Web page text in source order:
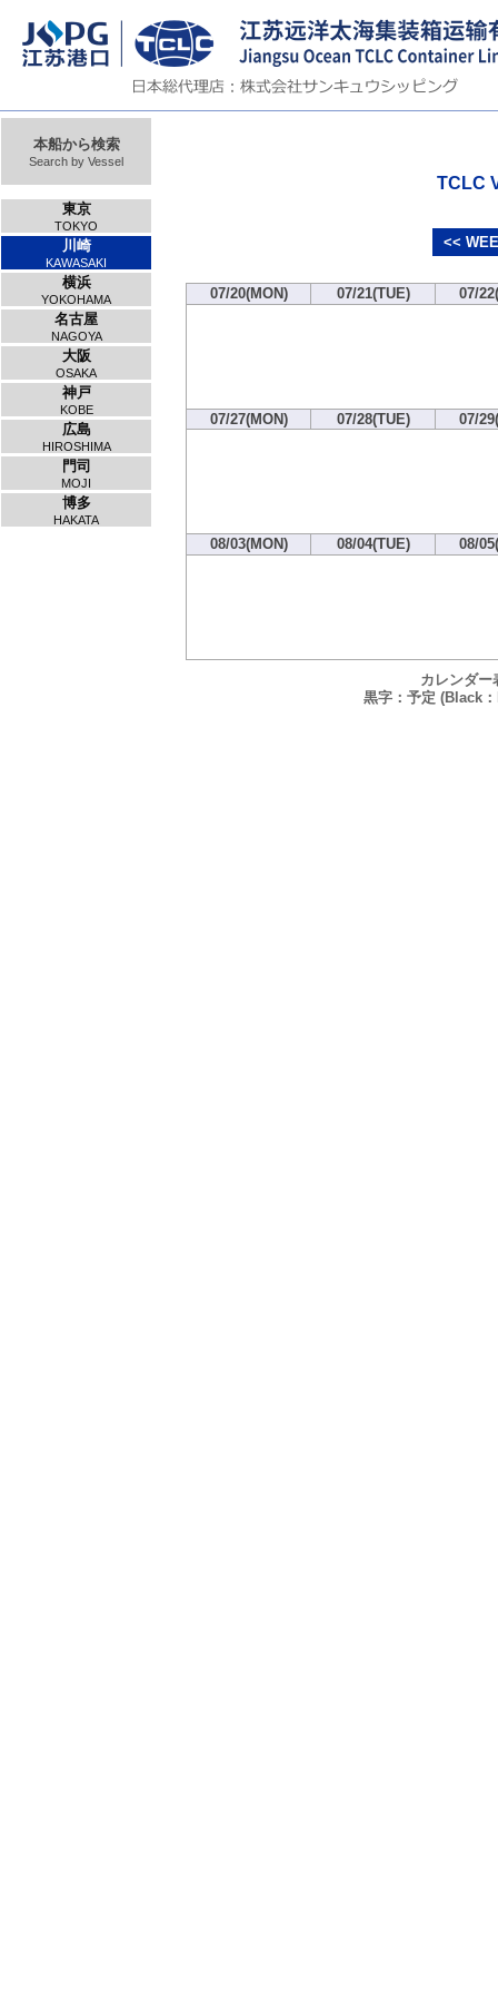
本船から検索
Search by Vessel
東京
TOKYO
川崎
KAWASAKI
横浜
YOKOHAMA
名古屋
NAGOYA
大阪
OSAKA
神戸
KOBE
広島
HIROSHIMA
門司
MOJI
博多
HAKATA
TCLC
<<
07/20(MON) 07/21(TUE) 07/
07/27(MON) 07/28(TUE) 07/
08/03(MON) 08/04(TUE) 08/
カレンダー
黒字：予定 (Black